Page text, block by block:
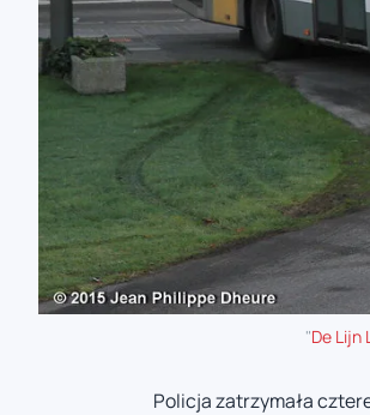
"De Lijn
Policja zatrzymała